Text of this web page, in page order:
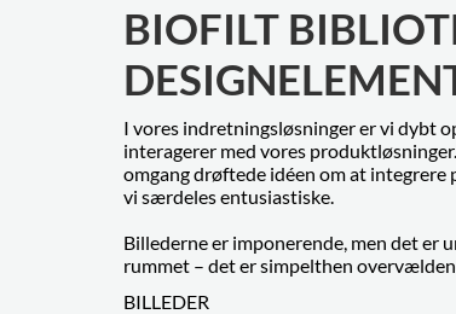
BIOFILT
I vores indretningsløsninger er vi dybt
interagerer med vores
omgang drøftede idéen om at
vi særdeles entusiastiske.
Billederne er imponerende, men det er
rummet – det er simpelthen
BILLEDER